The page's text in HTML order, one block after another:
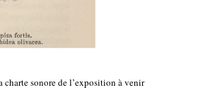
charte sonore de l’exposition à venir